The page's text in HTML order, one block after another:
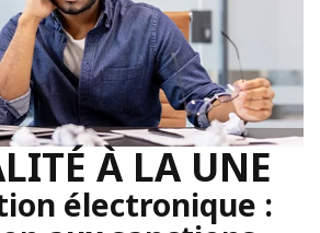
À LA UNE
électronique :